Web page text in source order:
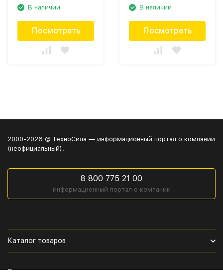
В наличии
Посмотреть
В наличии
Посмотреть
2000-2026 © ТехноСила — информационный портал о компании
(неофициальный).
8 800 775 21 00
информационный портал о компании
Каталог товаров
Политика персональных данных